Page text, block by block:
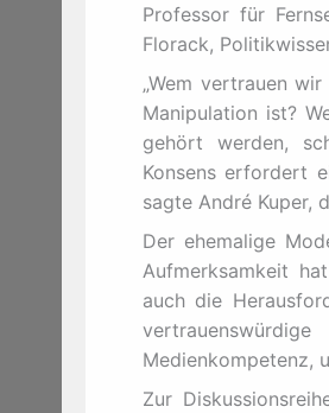
Professor für
Florack,
„Wem vertrauen
Manipulation ist?
gehört werden,
Konsens erfordert
sagte André Kuper,
Der ehemalige
Aufmerksamkeit
auch die
Medienkompetenz,
Zur